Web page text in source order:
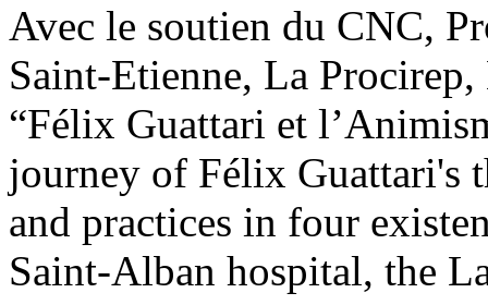
Avec le soutien du CNC,
Saint-Etienne, La
“Félix Guattari et
journey of Félix Guattari's
and practices in four
Saint-Alban hospital, the